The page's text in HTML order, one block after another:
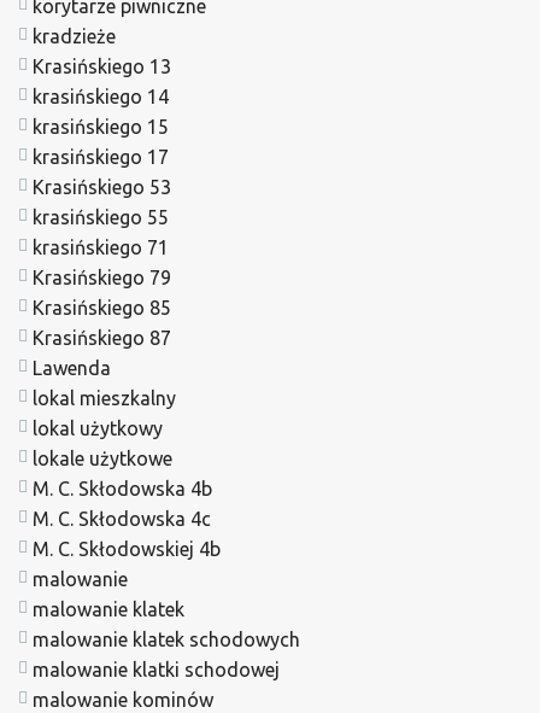
korytarze piwniczne
kradzieże
Krasińskiego 13
krasińskiego 14
krasińskiego 15
krasińskiego 17
Krasińskiego 53
krasińskiego 55
krasińskiego 71
Krasińskiego 79
Krasińskiego 85
Krasińskiego 87
Lawenda
lokal mieszkalny
lokal użytkowy
lokale użytkowe
M. C. Skłodowska 4b
M. C. Skłodowska 4c
M. C. Skłodowskiej 4b
malowanie
malowanie klatek
malowanie klatek schodowych
malowanie klatki schodowej
malowanie kominów